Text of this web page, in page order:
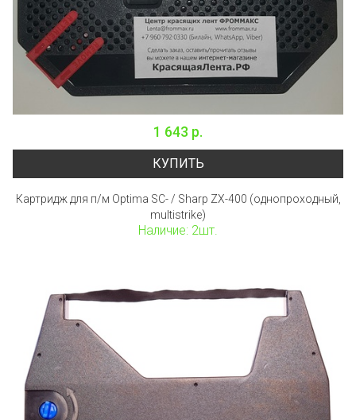
1 643 р.
КУПИТЬ
Картридж для п/м Optima SC- / Sharp ZX-400 (однопроходный,
multistrike)
Наличие: 2шт.